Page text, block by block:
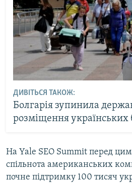
ДИВІТЬСЯ ТАКОЖ:
Болгарія зупинила
розміщення українських
На Yale SEO Summit перед
спільнота американських
почне підтримку 100 тисяч